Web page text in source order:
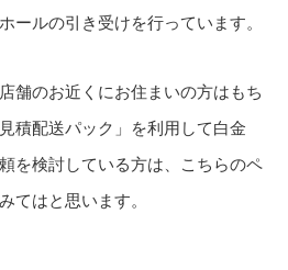
ールの引き受けを行っています。
舗のお近くにお住まいの方はもち
積配送パック」を利用して白金
を検討している方は、こちらのペ
てはと思います。